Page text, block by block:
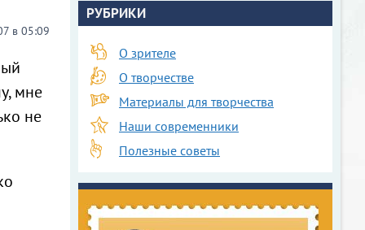
в 05:09
мне
не
РУБРИКИ
О зрителе
О творчестве
Материалы для творчества
Наши современники
Полезные советы